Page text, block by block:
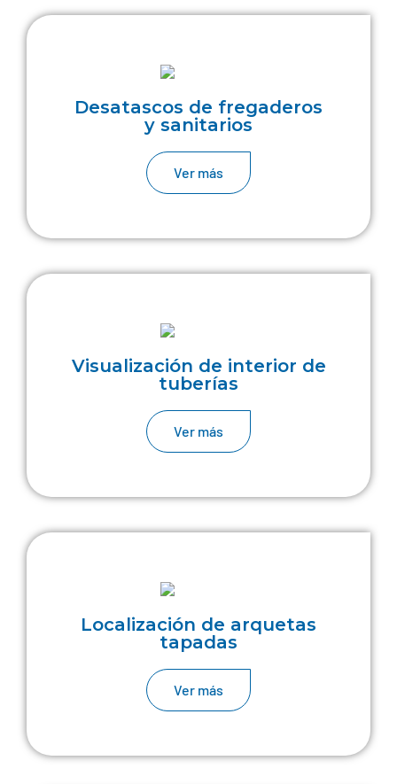
Desatascos de fregaderos
y sanitarios
Ver más
Visualización de interior de
tuberías
Ver más
Localización de arquetas
tapadas
Ver más